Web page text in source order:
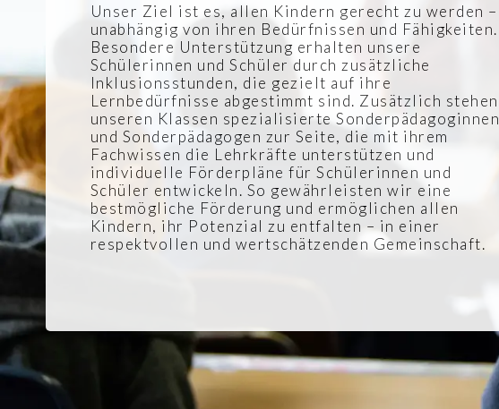
Unser Ziel ist es, allen Kindern gerecht zu werden –
unabhängig von ihren Bedürfnissen und Fähigkeiten.
Besondere Unterstützung erhalten unsere
Schülerinnen und Schüler durch zusätzliche
Inklusionsstunden, die gezielt auf ihre
Lernbedürfnisse abgestimmt sind. Zusätzlich stehen
unseren Klassen spezialisierte Sonderpädagoginnen
und Sonderpädagogen zur Seite, die mit ihrem
Fachwissen die Lehrkräfte unterstützen und
individuelle Förderpläne für Schülerinnen und
Schüler entwickeln. So gewährleisten wir eine
bestmögliche Förderung und ermöglichen allen
Kindern, ihr Potenzial zu entfalten – in einer
respektvollen und wertschätzenden Gemeinschaft.